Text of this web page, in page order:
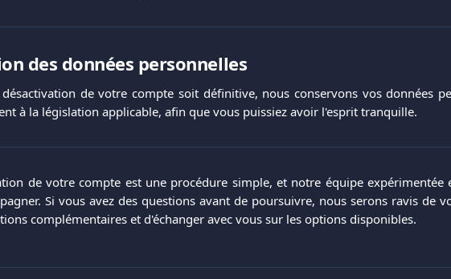
des données personnelles
de votre compte soit définitive, nous conservons vos données
à la législation applicable, afin que vous puissiez avoir l'esprit tranquille.
de votre compte est une procédure simple, et notre équipe expérimentée
Si vous avez des questions avant de poursuivre, nous serons ravis de
complémentaires et d'échanger avec vous sur les options disponibles.